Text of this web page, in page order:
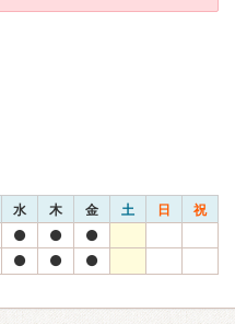
水 木 金 土 日 祝